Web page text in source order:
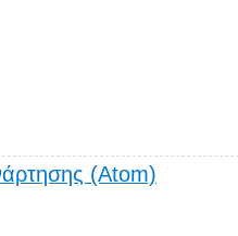
(Atom)